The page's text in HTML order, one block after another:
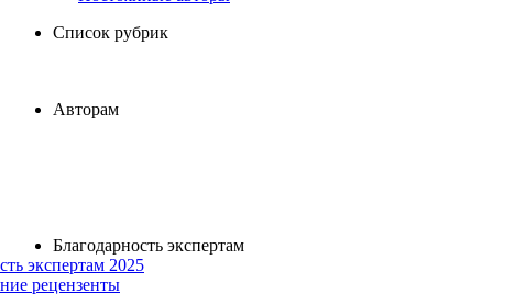
Список рубрик
Авторам
Благодарность экспертам
экспертам 2025
рецензенты